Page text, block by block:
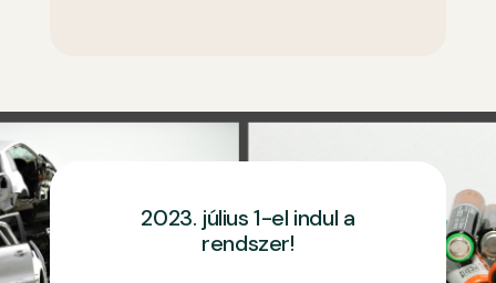
2023. július 1-el indul a
rendszer!